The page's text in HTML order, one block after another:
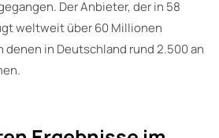
Der Anbieter, der in 58
weltweit über 60 Millionen
denen in Deutschland rund 2.500 an